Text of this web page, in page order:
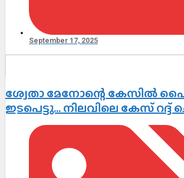
September 17, 2025
ശ്വേതാ മേനോന്റെ കേസിൽ
ഇടപെട്ടു… നിലവിലെ കേസ് റദ്ദ്
ഹൈക്കോടതി